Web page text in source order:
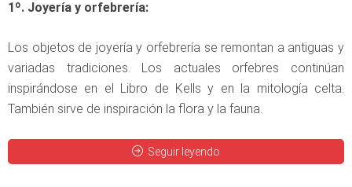
1º. Joyería y orfebrería:
Los objetos de joyería y orfebrería se remontan a antiguas y
variadas tradiciones. Los actuales orfebres continúan
inspirándose en el Libro de Kells y en la mitología celta.
También sirve de inspiración la flora y la fauna.
Seguir leyendo